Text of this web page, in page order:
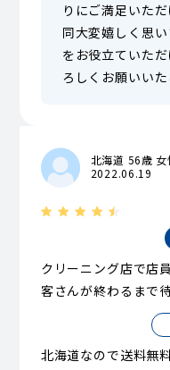
りにご満足いた
同大変嬉しく思
をお役立ていた
ろしくお願いいた
北海道 56歳 女
2022.06.19
クリーニング店で店
客さんが終わるまで
北海道なので送料無